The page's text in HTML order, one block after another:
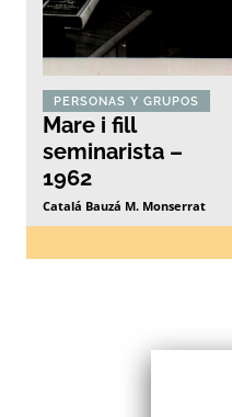
PERSONAS Y GRUPOS
Mare i fill
seminarista –
1962
Catalá Bauzá M. Monserrat